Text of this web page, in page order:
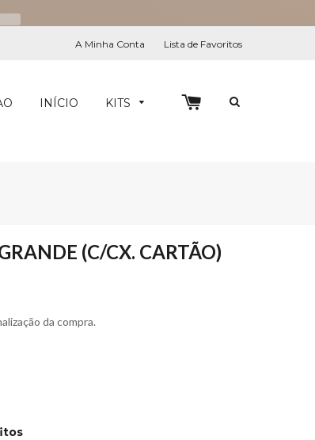
A Minha Conta Lista de Favoritos
INÍCIO KITS
(C/CX. CARTÃO)
da compra.